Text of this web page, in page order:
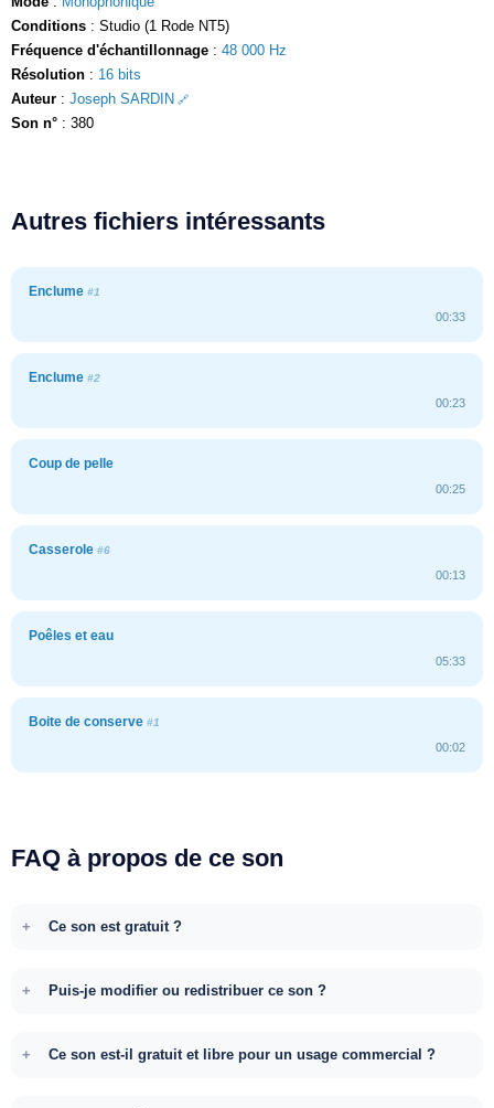
Conditions : Studio (1 Rode NT5)
Fréquence d'échantillonnage : 48 000 Hz
Résolution : 16 bits
Auteur : Joseph SARDIN
Son n° : 380
Autres fichiers intéressants
Enclume #1
00:33
Enclume #2
00:23
Coup de pelle
00:25
Casserole #6
00:13
Poêles et eau
05:33
Boite de conserve #1
00:02
FAQ à propos de ce son
Ce son est gratuit ?
Puis-je modifier ou redistribuer ce son ?
Ce son est-il gratuit et libre pour un usage commercial ?